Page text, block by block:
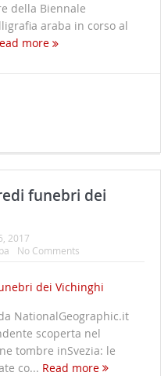
della Biennale
araba in corso al
more
funebri dei
2017
No Comments
NationalGeographic.it
scoperta nel
tombre inSvezia: le
co... Read more